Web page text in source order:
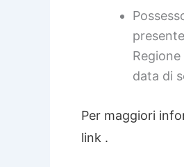
data di
Per maggiori
link .